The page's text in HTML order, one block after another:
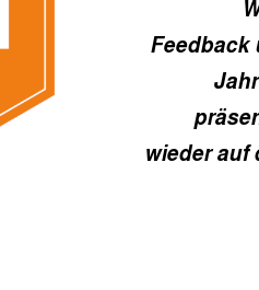
Feedback
wieder auf